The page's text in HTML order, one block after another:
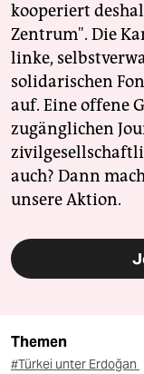
kooperiert
Zentrum". Die
linke,
solidarischen
auf. Eine offene
zugänglichen
auch? Dann
unsere Aktion.
Themen
#Türkei unter Erdoğan